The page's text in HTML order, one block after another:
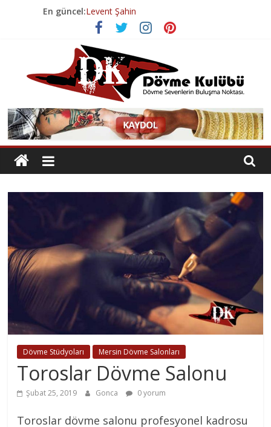
En güncel:Levent Şahin
Volkan Tura
Volkan Tura
Esenyurt Dövme Salonu
Geçmişten Günümüze Dövme Tarihi
Dövme
Kulübü
Dövme
Sevenlerin
Buluşma
Noktası
Dövme Stüdyoları Mersin Dövme Salonları
Toroslar Dövme Salonu
Şubat 25, 2019 Gonca 0 yorum
Toroslar dövme salonu profesyonel kadrosu